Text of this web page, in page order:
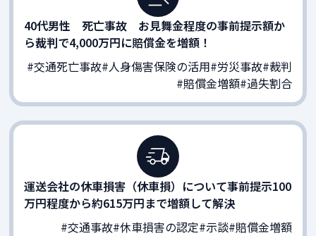
40代男性 死亡事故 お見舞金程度の事前提示額か
ら裁判で4,000万円に賠償金を増額！
#交通死亡事故#人身傷害保険の活用#労災事故#裁判
#賠償金増額#過失割合
運送会社の休車損害（休車損）について事前提示100
万円程度から約615万円まで増額して解決
#交通事故#休車損害の認定#示談#賠償金増額